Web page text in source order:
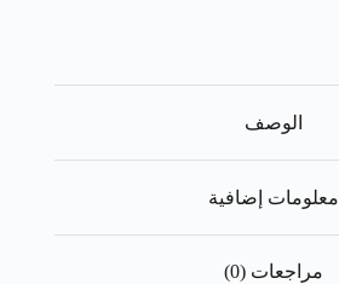
الوصف
معلومات إضافية
مراجعات (0)